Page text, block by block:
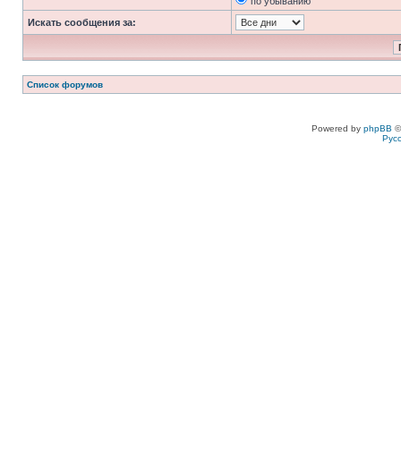
Искать сообщения за:
Список форумов
Powered by phpBB